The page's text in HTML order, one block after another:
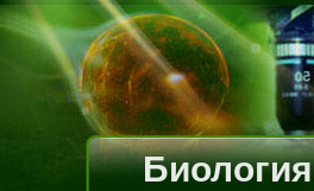
Биология